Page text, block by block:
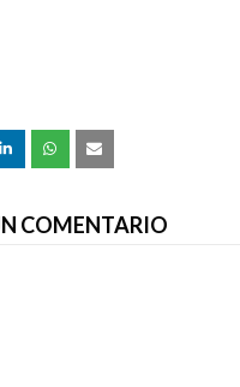
COMENTARIO